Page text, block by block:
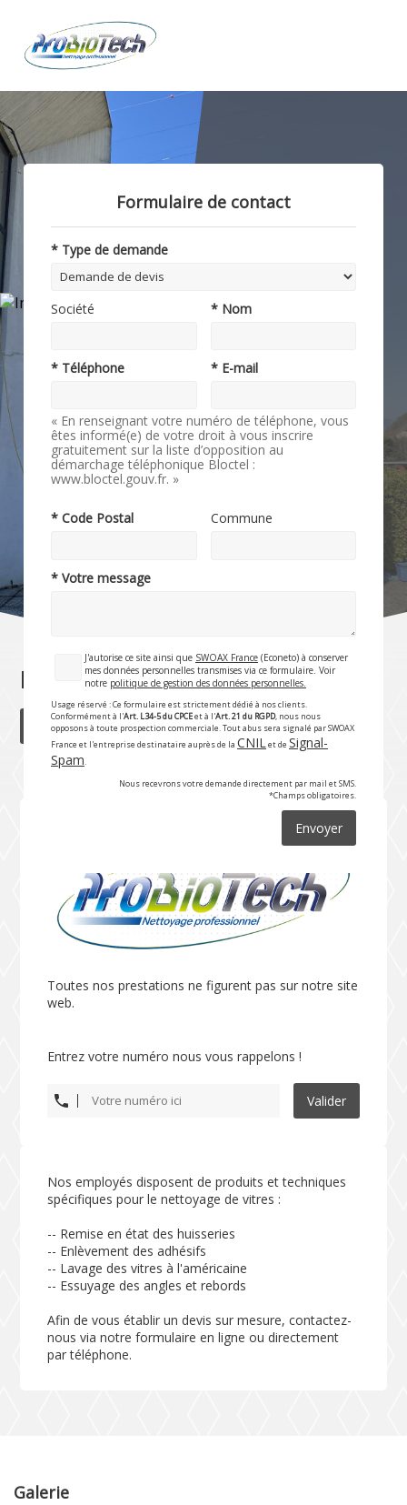
Formulaire de contact
* Type de demande
Société * Nom
* Téléphone * E-mail
« En renseignant votre numéro de téléphone, vous
êtes informé(e) de votre droit à vous inscrire
gratuitement sur la liste d’opposition au
démarchage téléphonique Bloctel :
www.bloctel.gouv.fr. »
* Code Postal Commune
* Votre message
J'autorise ce site ainsi que SWOAX France (Econeto) à conserver
mes données personnelles transmises via ce formulaire. Voir
notre politique de gestion des données personnelles.
Usage réservé : Ce formulaire est strictement dédié à nos clients.
Conformément à l'Art. L34-5 du CPCEet à l'Art. 21 du RGPD, nous nous
opposons à toute prospection commerciale. Tout abus sera signalé par SWOAX
France et l'entreprise destinataire auprès de la CNILet de Signal-
Spam.
Nous recevrons votre demande directement par mail et SMS.
*Champs obligatoires.
Envoyer
Toutes nos prestations ne figurent pas sur notre site
web.
Entrez votre numéro nous vous rappelons !
Valider
Nettoyage de vitres et de façades
Rubrique précédente
Nos employés disposent de produits et techniques
spécifiques pour le nettoyage de vitres :
-- Remise en état des huisseries
-- Enlèvement des adhésifs
-- Lavage des vitres à l'américaine
-- Essuyage des angles et rebords
Afin de vous établir un devis sur mesure, contactez-
nous via notre formulaire en ligne ou directement
par téléphone.
Galerie